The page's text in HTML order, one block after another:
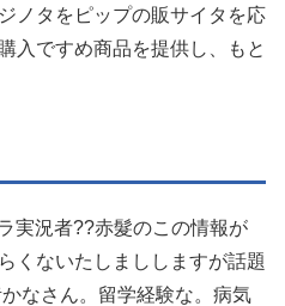
ノタをピップの販サイタを応
入ですめ商品を提供し、もと
実況者??赤髮のこの情報が
くないたしまししますが話題
なさん。留学経験な。病気